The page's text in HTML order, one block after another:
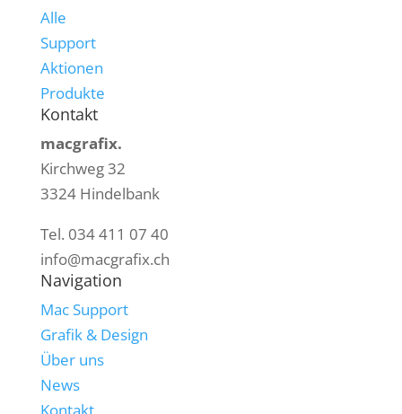
Alle
Support
Aktionen
Produkte
Kontakt
macgrafix.
Kirchweg 32
3324 Hindelbank
Tel. 034 411 07 40
info@macgrafix.ch
Navigation
Mac Support
Grafik & Design
Über uns
News